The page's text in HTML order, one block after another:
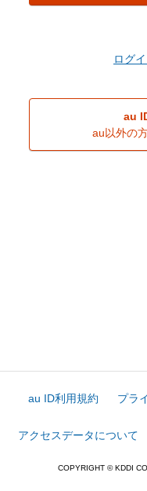
ログ
au
au以外の
au ID利用規約 プラ
アクセスデータについて
COPYRIGHT © KDDI